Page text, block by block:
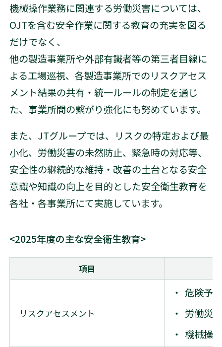
機械操作業務に関連する労働災害については、
OJTを含む安全作業に関する教育の充実を図る
だけでなく、
他の製造事業所や外部有識者等の第三者目線に
よる工場巡視、各製造事業所でのリスクアセス
メント結果の共有・統一ルールの制定を通じ
た、事業所間の繋がり強化にも努めています。
また、JTグループでは、リスクの特定および最
小化、労働災害の未然防止、緊急時の対応等、
安全性の継続的な維持・改善の土台となる安全
意識や知識の向上を目的とした安全衛生教育を
各社・各事業所にて実施しています。
<2025年度の主な安全衛生教育>
項目
リスクアセスメント
危険予
労働災
機械操